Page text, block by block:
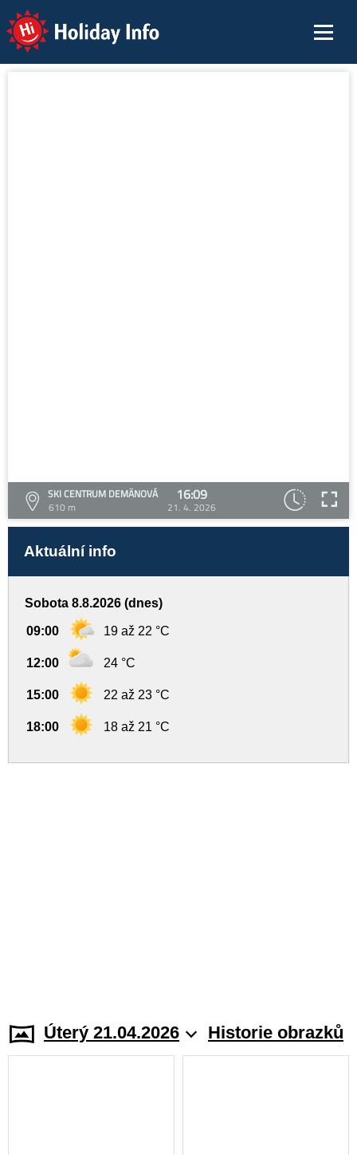
Holiday Info
SKI CENTRUM DEMÄNOVÁ
610 m
16:09
21. 4. 2026
Aktuální info
Sobota 8.8.2026 (dnes)
09:00 19 až 22 °C
12:00 24 °C
15:00 22 až 23 °C
18:00 18 až 21 °C
Úterý 21.04.2026 Historie obrazků